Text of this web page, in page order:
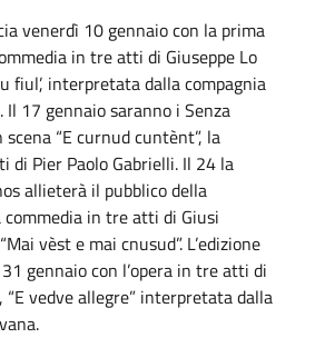
venerdì 10 gennaio con la prima
in tre atti di Giuseppe Lo
fiul’, interpretata dalla compagnia
Il 17 gennaio saranno i Senza
“E curnud cuntènt”, la
di Pier Paolo Gabrielli. Il 24 la
allieterà il pubblico della
in tre atti di Giusi
vèst e mai cnusud”. L’edizione
gennaio con l’opera in tre atti di
“E vedve allegre” interpretata dalla